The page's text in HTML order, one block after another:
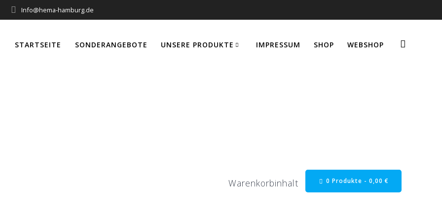
Info@hema-hamburg.de
STARTSEITE SONDERANGEBOTE UNSERE PRODUKTE IMPRESSUM SHOP WEBSHOP
Warenkorbinhalt 0 Produkte - 0,00 €